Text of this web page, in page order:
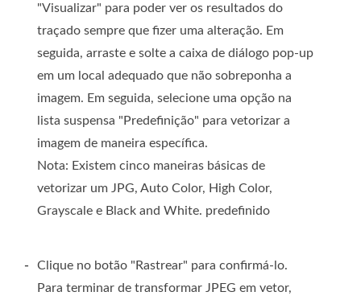
"Visualizar" para poder ver os resultados do
traçado sempre que fizer uma alteração. Em
seguida, arraste e solte a caixa de diálogo pop-up
em um local adequado que não sobreponha a
imagem. Em seguida, selecione uma opção na
lista suspensa "Predefinição" para vetorizar a
imagem de maneira específica.
Nota: Existem cinco maneiras básicas de
vetorizar um JPG, Auto Color, High Color,
Grayscale e Black and White. predefinido
-
Clique no botão "Rastrear" para confirmá-lo.
Para terminar de transformar JPEG em vetor,